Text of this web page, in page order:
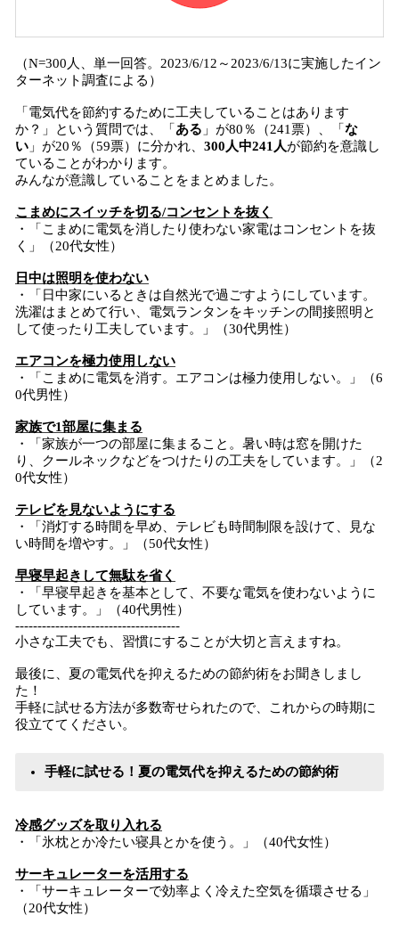
（N=300人、単一回答。2023/6/12～2023/6/13に実施したイン
ターネット調査による）
「電気代を節約するために工夫していることはあります
か？」という質問では、「 ある 」が80％（241票）、「 な
い 」が20％（59票）に分かれ、 300人中241人が節約を意識し
ていることがわかります。
みんなが意識していることをまとめました。
こまめにスイッチを切る/コンセントを抜く
・「こまめに電気を消したり使わない家電はコンセントを抜
く」（20代女性）
日中は照明を使わない
・「日中家にいるときは自然光で過ごすようにしています。
洗濯はまとめて行い、電気ランタンをキッチンの間接照明と
して使ったり工夫しています。」（30代男性）
エアコンを極力使用しない
・「こまめに電気を消す。エアコンは極力使用しない。」（6
0代男性）
家族で1部屋に集まる
・「家族が一つの部屋に集まること。暑い時は窓を開けた
り、クールネックなどをつけたりの工夫をしています。」（2
0代女性）
テレビを見ないようにする
・「消灯する時間を早め、テレビも時間制限を設けて、見な
い時間を増やす。」（50代女性）
早寝早起きして無駄を省く
・「早寝早起きを基本として、不要な電気を使わないように
しています。」（40代男性）
-------------------------------------
小さな工夫でも、習慣にすることが大切と言えますね。
最後に、夏の電気代を抑えるための節約術をお聞きしまし
た！
手軽に試せる方法が多数寄せられたので、これからの時期に
役立ててください。
手軽に試せる！夏の電気代を抑えるための節約術
冷感グッズを取り入れる
・「氷枕とか冷たい寝具とかを使う。」（40代女性）
サーキュレーターを活用する
・「サーキュレーターで効率よく冷えた空気を循環させる」
（20代女性）